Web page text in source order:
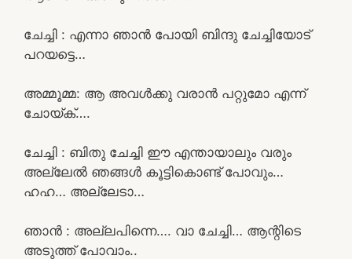
ചേച്ചി : എന്നാ ഞാൻ പോയി ബിന്ദു ചേച്ചിയോട്
പറയട്ടെ…
അമ്മൂമ്മ: ആ അവൾക്കു വരാൻ പറ്റുമോ എന്ന്
ചോയ്ക്….
ചേച്ചി : ബിതു ചേച്ചി ഈ എന്തായാലും വരും
അല്ലേൽ ഞങ്ങൾ കൂട്ടികൊണ്ട് പോവും…
ഹഹ… അല്ലേടാ…
ഞാൻ : അല്ലപിന്നെ…. വാ ചേച്ചി… ആന്റിടെ
അടുത്ത് പോവാം..